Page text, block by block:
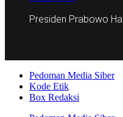
Presiden Prabowo
Pedoman Media Siber
Kode Etik
Box Redaksi